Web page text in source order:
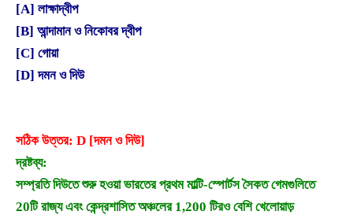
[A] লাক্ষাদ্বীপ
[B] আন্দামান ও নিকোবর দ্বীপ
[C] গোয়া
[D] দমন ও দিউ
সঠিক উত্তর: D [দমন ও দিউ]
দ্রষ্টব্য:
সম্প্রতি দিউতে শুরু হওয়া ভারতের প্রথম মাল্টি-স্পোর্টস সৈকত গেমগুলিতে
20টি রাজ্য এবং কেন্দ্রশাসিত অঞ্চলের 1,200 টিরও বেশি খেলোয়াড়